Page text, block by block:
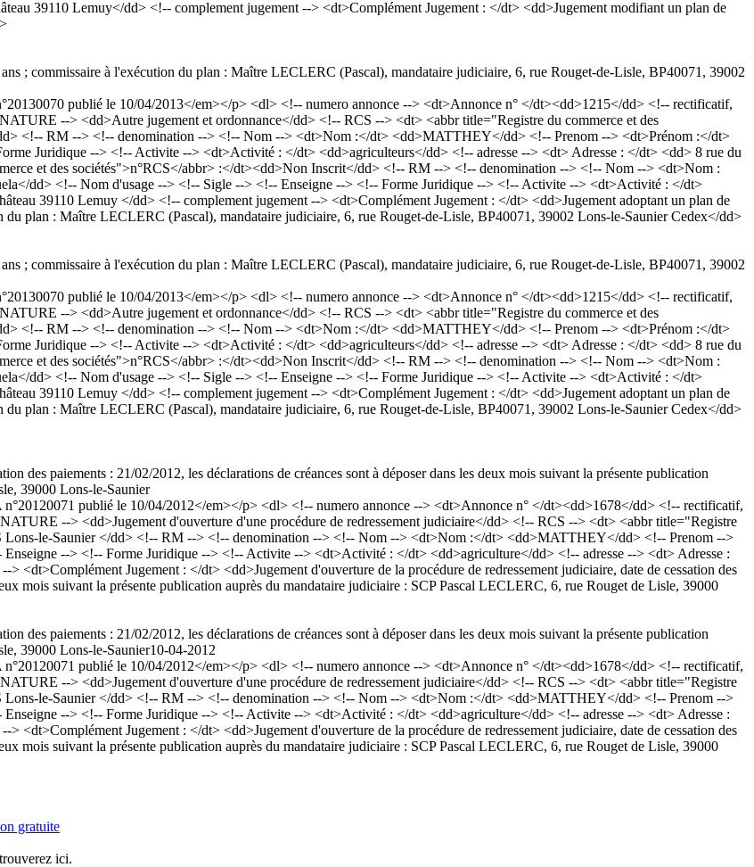
39110 Lemuy</dd> <!-- complement jugement --> <dt>Complément Jugement : </dt> <dd>Jugement modifiant un plan de
; commissaire à l'exécution du plan : Maître LECLERC (Pascal), mandataire judiciaire, 6, rue Rouget-de-Lisle, BP40071, 39002
publié le 10/04/2013</em></p> <dl> <!-- numero annonce --> <dt>Annonce n° </dt><dd>1215</dd> <!-- rectificatif,
--> <dd>Autre jugement et ordonnance</dd> <!-- RCS --> <dt> <abbr title="Registre du commerce et des
<!-- RM --> <!-- denomination --> <!-- Nom --> <dt>Nom :</dt> <dd>MATTHEY</dd> <!-- Prenom --> <dt>Prénom :</dt>
Juridique --> <!-- Activite --> <dt>Activité : </dt> <dd>agriculteurs</dd> <!-- adresse --> <dt> Adresse : </dt> <dd> 8 rue du
et des sociétés">n°RCS</abbr> :</dt><dd>Non Inscrit</dd> <!-- RM --> <!-- denomination --> <!-- Nom --> <dt>Nom :
dd> <!-- Nom d'usage --> <!-- Sigle --> <!-- Enseigne --> <!-- Forme Juridique --> <!-- Activite --> <dt>Activité : </dt>
39110 Lemuy </dd> <!-- complement jugement --> <dt>Complément Jugement : </dt> <dd>Jugement adoptant un plan de
du plan : Maître LECLERC (Pascal), mandataire judiciaire, 6, rue Rouget-de-Lisle, BP40071, 39002 Lons-le-Saunier Cedex</dd>
; commissaire à l'exécution du plan : Maître LECLERC (Pascal), mandataire judiciaire, 6, rue Rouget-de-Lisle, BP40071, 39002
publié le 10/04/2013</em></p> <dl> <!-- numero annonce --> <dt>Annonce n° </dt><dd>1215</dd> <!-- rectificatif,
--> <dd>Autre jugement et ordonnance</dd> <!-- RCS --> <dt> <abbr title="Registre du commerce et des
<!-- RM --> <!-- denomination --> <!-- Nom --> <dt>Nom :</dt> <dd>MATTHEY</dd> <!-- Prenom --> <dt>Prénom :</dt>
Juridique --> <!-- Activite --> <dt>Activité : </dt> <dd>agriculteurs</dd> <!-- adresse --> <dt> Adresse : </dt> <dd> 8 rue du
et des sociétés">n°RCS</abbr> :</dt><dd>Non Inscrit</dd> <!-- RM --> <!-- denomination --> <!-- Nom --> <dt>Nom :
dd> <!-- Nom d'usage --> <!-- Sigle --> <!-- Enseigne --> <!-- Forme Juridique --> <!-- Activite --> <dt>Activité : </dt>
39110 Lemuy </dd> <!-- complement jugement --> <dt>Complément Jugement : </dt> <dd>Jugement adoptant un plan de
du plan : Maître LECLERC (Pascal), mandataire judiciaire, 6, rue Rouget-de-Lisle, BP40071, 39002 Lons-le-Saunier Cedex</dd>
des paiements : 21/02/2012, les déclarations de créances sont à déposer dans les deux mois suivant la présente publication
39000 Lons-le-Saunier
publié le 10/04/2012</em></p> <dl> <!-- numero annonce --> <dt>Annonce n° </dt><dd>1678</dd> <!-- rectificatif,
--> <dd>Jugement d'ouverture d'une procédure de redressement judiciaire</dd> <!-- RCS --> <dt> <abbr title="Registre
Lons-le-Saunier </dd> <!-- RM --> <!-- denomination --> <!-- Nom --> <dt>Nom :</dt> <dd>MATTHEY</dd> <!-- Prenom -->
--> <!-- Forme Juridique --> <!-- Activite --> <dt>Activité : </dt> <dd>agriculture</dd> <!-- adresse --> <dt> Adresse :
<dt>Complément Jugement : </dt> <dd>Jugement d'ouverture de la procédure de redressement judiciaire, date de cessation des
mois suivant la présente publication auprès du mandataire judiciaire : SCP Pascal LECLERC, 6, rue Rouget de Lisle, 39000
des paiements : 21/02/2012, les déclarations de créances sont à déposer dans les deux mois suivant la présente publication
39000 Lons-le-Saunier10-04-2012
publié le 10/04/2012</em></p> <dl> <!-- numero annonce --> <dt>Annonce n° </dt><dd>1678</dd> <!-- rectificatif,
--> <dd>Jugement d'ouverture d'une procédure de redressement judiciaire</dd> <!-- RCS --> <dt> <abbr title="Registre
Lons-le-Saunier </dd> <!-- RM --> <!-- denomination --> <!-- Nom --> <dt>Nom :</dt> <dd>MATTHEY</dd> <!-- Prenom -->
--> <!-- Forme Juridique --> <!-- Activite --> <dt>Activité : </dt> <dd>agriculture</dd> <!-- adresse --> <dt> Adresse :
<dt>Complément Jugement : </dt> <dd>Jugement d'ouverture de la procédure de redressement judiciaire, date de cessation des
mois suivant la présente publication auprès du mandataire judiciaire : SCP Pascal LECLERC, 6, rue Rouget de Lisle, 39000
gratuite
ici.